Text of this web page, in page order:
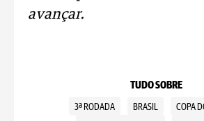
avançar.
TUDO SOBRE
3ª RODADA BRASIL
COPA